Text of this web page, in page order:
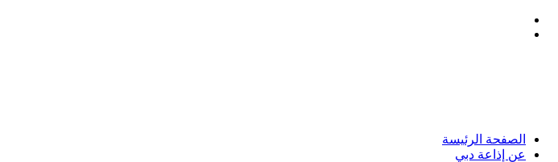
الصفحة الرئيسة
عن إذاعة دبي